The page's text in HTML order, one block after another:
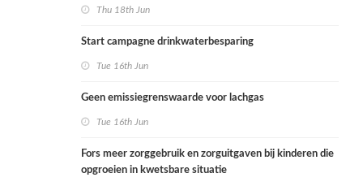
Thu 18th Jun
Start campagne drinkwaterbesparing
Tue 16th Jun
Geen emissiegrenswaarde voor lachgas
Tue 16th Jun
Fors meer zorggebruik en zorguitgaven bij kinderen die
opgroeien in kwetsbare situatie